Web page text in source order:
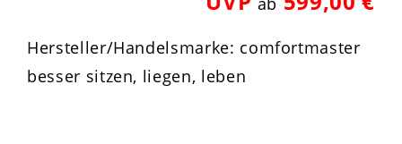
Hersteller/Handelsmarke: comfortmaster
besser sitzen, liegen, leben